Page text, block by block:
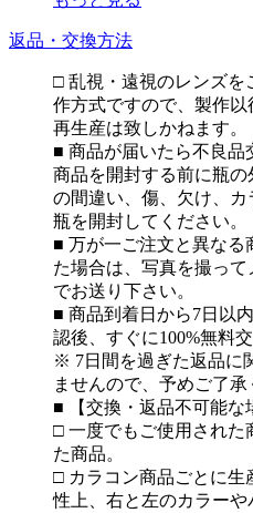
返品・交換方法
□ 乱視・遠視のレンズを
作方式ですので、製作以
再生産は致しかねます。
■ 商品が届いたら不良品
商品を開封する前に瓶
の間違い、傷、欠け、
瓶を開封してください。
■ 万が一ご注文と異なる
た場合は、写真を撮って
でお送り下さい。
■ 商品到着日から7日以
認後、すぐに100%無料
※ 7日間を過ぎた返品に
ませんので、予めご了承
■ 【交換・返品不可能な
□ 一度でもご使用された
た商品。
□ カラコン商品ごとに生
性上、右と左のカラー